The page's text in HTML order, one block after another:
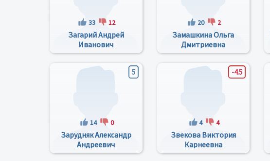
33 12
Загарий Андрей
Иванович
20 2
Замашкина Ольга
Дмитриевна
5
14 0
Зарудняк Александр
Андреевич
-4.5
4 4
Звекова Виктория
Карнеевна